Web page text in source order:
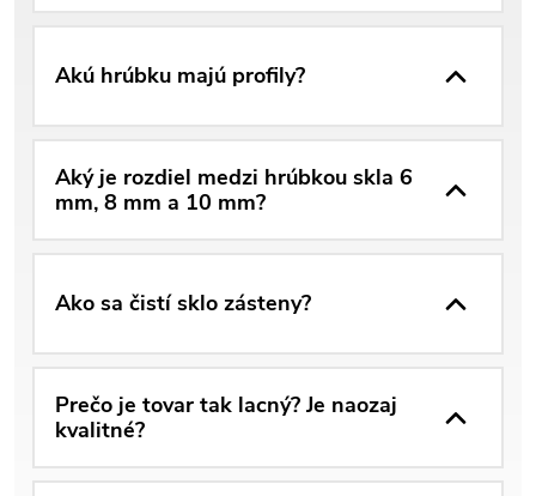
Akú hrúbku majú profily?
Aký je rozdiel medzi hrúbkou skla 6
mm, 8 mm a 10 mm?
Ako sa čistí sklo zásteny?
Prečo je tovar tak lacný? Je naozaj
kvalitné?